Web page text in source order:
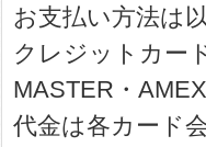
お支払い方法は
クレジットカー
MASTER・
代金は各カード